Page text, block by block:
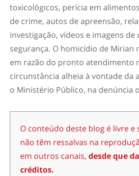
toxicológicos, perícia em
de crime, autos de apreensão,
investigação, vídeos e imagens de
segurança. O homicídio de Mirian
em razão do pronto atendimento
circunstância alheia à vontade da
o Ministério Público, na denúncia
O conteúdo deste blog é livre e
não têm ressalvas na
em outros canais, desde que
créditos.